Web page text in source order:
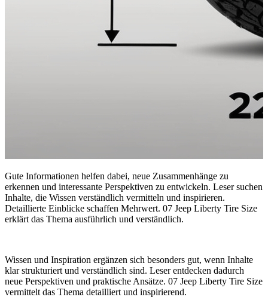
Gute Informationen helfen dabei, neue Zusammenhänge zu
erkennen und interessante Perspektiven zu entwickeln. Leser suchen
Inhalte, die Wissen verständlich vermitteln und inspirieren.
Detaillierte Einblicke schaffen Mehrwert. 07 Jeep Liberty Tire Size
erklärt das Thema ausführlich und verständlich.
Wissen und Inspiration ergänzen sich besonders gut, wenn Inhalte
klar strukturiert und verständlich sind. Leser entdecken dadurch
neue Perspektiven und praktische Ansätze. 07 Jeep Liberty Tire Size
vermittelt das Thema detailliert und inspirierend.